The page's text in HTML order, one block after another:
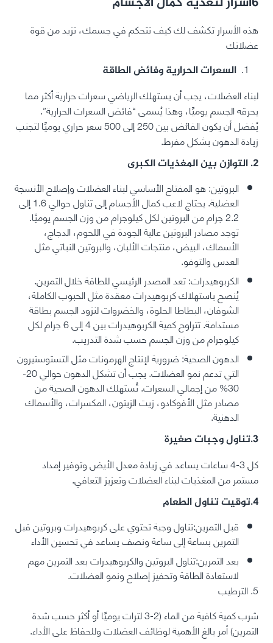
هذه الأسرار تكشف لك كيف تتحكم في جسمك، تزيد من قوة
عضلاتك
السعرات الحرارية وفائض الطاقة
لبناء العضلات، يجب أن يستهلك الرياضي سعرات حرارية أكثر مما
يحرقه الجسم يوميًا، وهذا يُسمى “فائض السعرات الحرارية”.
يُفضل أن يكون الفائض بين 250 إلى 500 سعر حراري يوميًا لتجنب
زيادة الدهون بشكل مفرط.
2. التوازن بين المغذيات الكبرى
البروتين: هو المفتاح الأساسي لبناء العضلات وإصلاح الأنسجة
العضلية. يحتاج لاعب كمال الأجسام إلى تناول حوالي 1.6 إلى
2.2 جرام من البروتين لكل كيلوجرام من وزن الجسم يوميًا.
توجد مصادر البروتين عالية الجودة في اللحوم، الدجاج،
الأسماك، البيض، منتجات الألبان، والبروتين النباتي مثل
العدس والتوفو.
الكربوهيدرات: تعد المصدر الرئيسي للطاقة خلال التمرين.
يُنصح باستهلاك كربوهيدرات معقدة مثل الحبوب الكاملة،
الشوفان، البطاطا الحلوة، والخضروات لنزود الجسم بطاقة
مستدامة. تتراوح كمية الكربوهيدرات بين 4 إلى 6 جرام لكل
كيلوجرام من وزن الجسم حسب شدة التدريب.
الدهون الصحية: ضرورية لإنتاج الهرمونات مثل التستوستيرون
التي تدعم نمو العضلات. يجب أن تشكل الدهون حوالي 20-
30% من إجمالي السعرات. تُستهلك الدهون الصحية من
مصادر مثل الأفوكادو، زيت الزيتون، المكسرات، والأسماك
الدهنية.
3.تناول وجبات صغيرة
كل 3-4 ساعات يساعد في زيادة معدل الأيض وتوفير إمداد
مستمر من المغذيات لبناء العضلات وتعزيز التعافي.
4.توقيت تناول الطعام
قبل التمرين:تناول وجبة تحتوي على كربوهيدرات وبروتين قبل
التمرين بساعة إلى ساعة ونصف يساعد في تحسين الأداء
بعد التمرين:تناول البروتين والكربوهيدرات بعد التمرين مهم
لاستعادة الطاقة وتحفيز إصلاح ونمو العضلات.
5. الترطيب
شرب كمية كافية من الماء (2-3 لترات يوميًا أو أكثر حسب شدة
التمرين) أمر بالغ الأهمية لوظائف العضلات وللحفاظ على الأداء.